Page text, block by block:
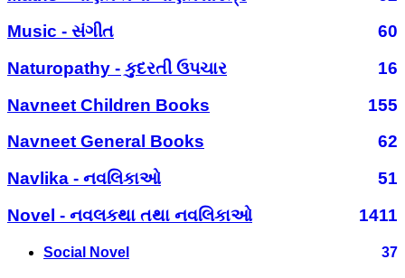
Music - સંગીત
60
Naturopathy - કુદરતી ઉપચાર
16
Navneet Children Books
155
Navneet General Books
62
Navlika - નવલિકાઓ
51
Novel - નવલકથા તથા નવલિકાઓ
1411
Social Novel 37